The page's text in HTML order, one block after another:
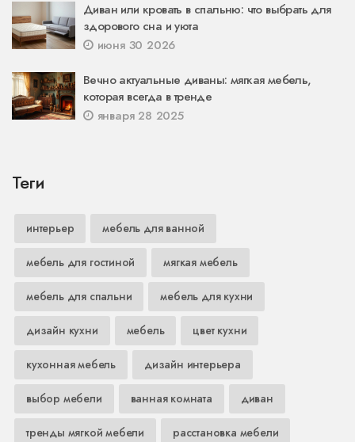
Диван или кровать в спальню: что выбрать для
здорового сна и уюта
июня 30 2026
Вечно актуальные диваны: мягкая мебель,
которая всегда в тренде
января 28 2025
Теги
интерьер мебель для ванной
мебель для гостиной мягкая мебель
мебель для спальни мебель для кухни
дизайн кухни мебель цвет кухни
кухонная мебель дизайн интерьера
выбор мебели ванная комната диван
тренды мягкой мебели расстановка мебели